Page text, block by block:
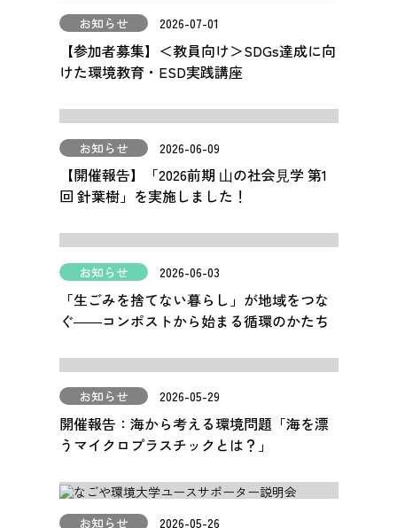
【参加者募集】＜教員向け＞SDGs達成に向
けた環境教育・ESD実践講座
お知らせ 2026-07-01
【開催報告】「2026前期 ⼭の社会⾒学 第1
回 針葉樹」を実施しました！
お知らせ 2026-06-09
「生ごみを捨てない暮らし」が地域をつな
ぐ――コンポストから始まる循環のかたち
お知らせ 2026-06-03
開催報告：海から考える環境問題「海を漂
うマイクロプラスチックとは？」
お知らせ 2026-05-29
お知らせ 2026-05-26